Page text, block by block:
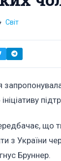
Світ
що
з України
Бруннер.